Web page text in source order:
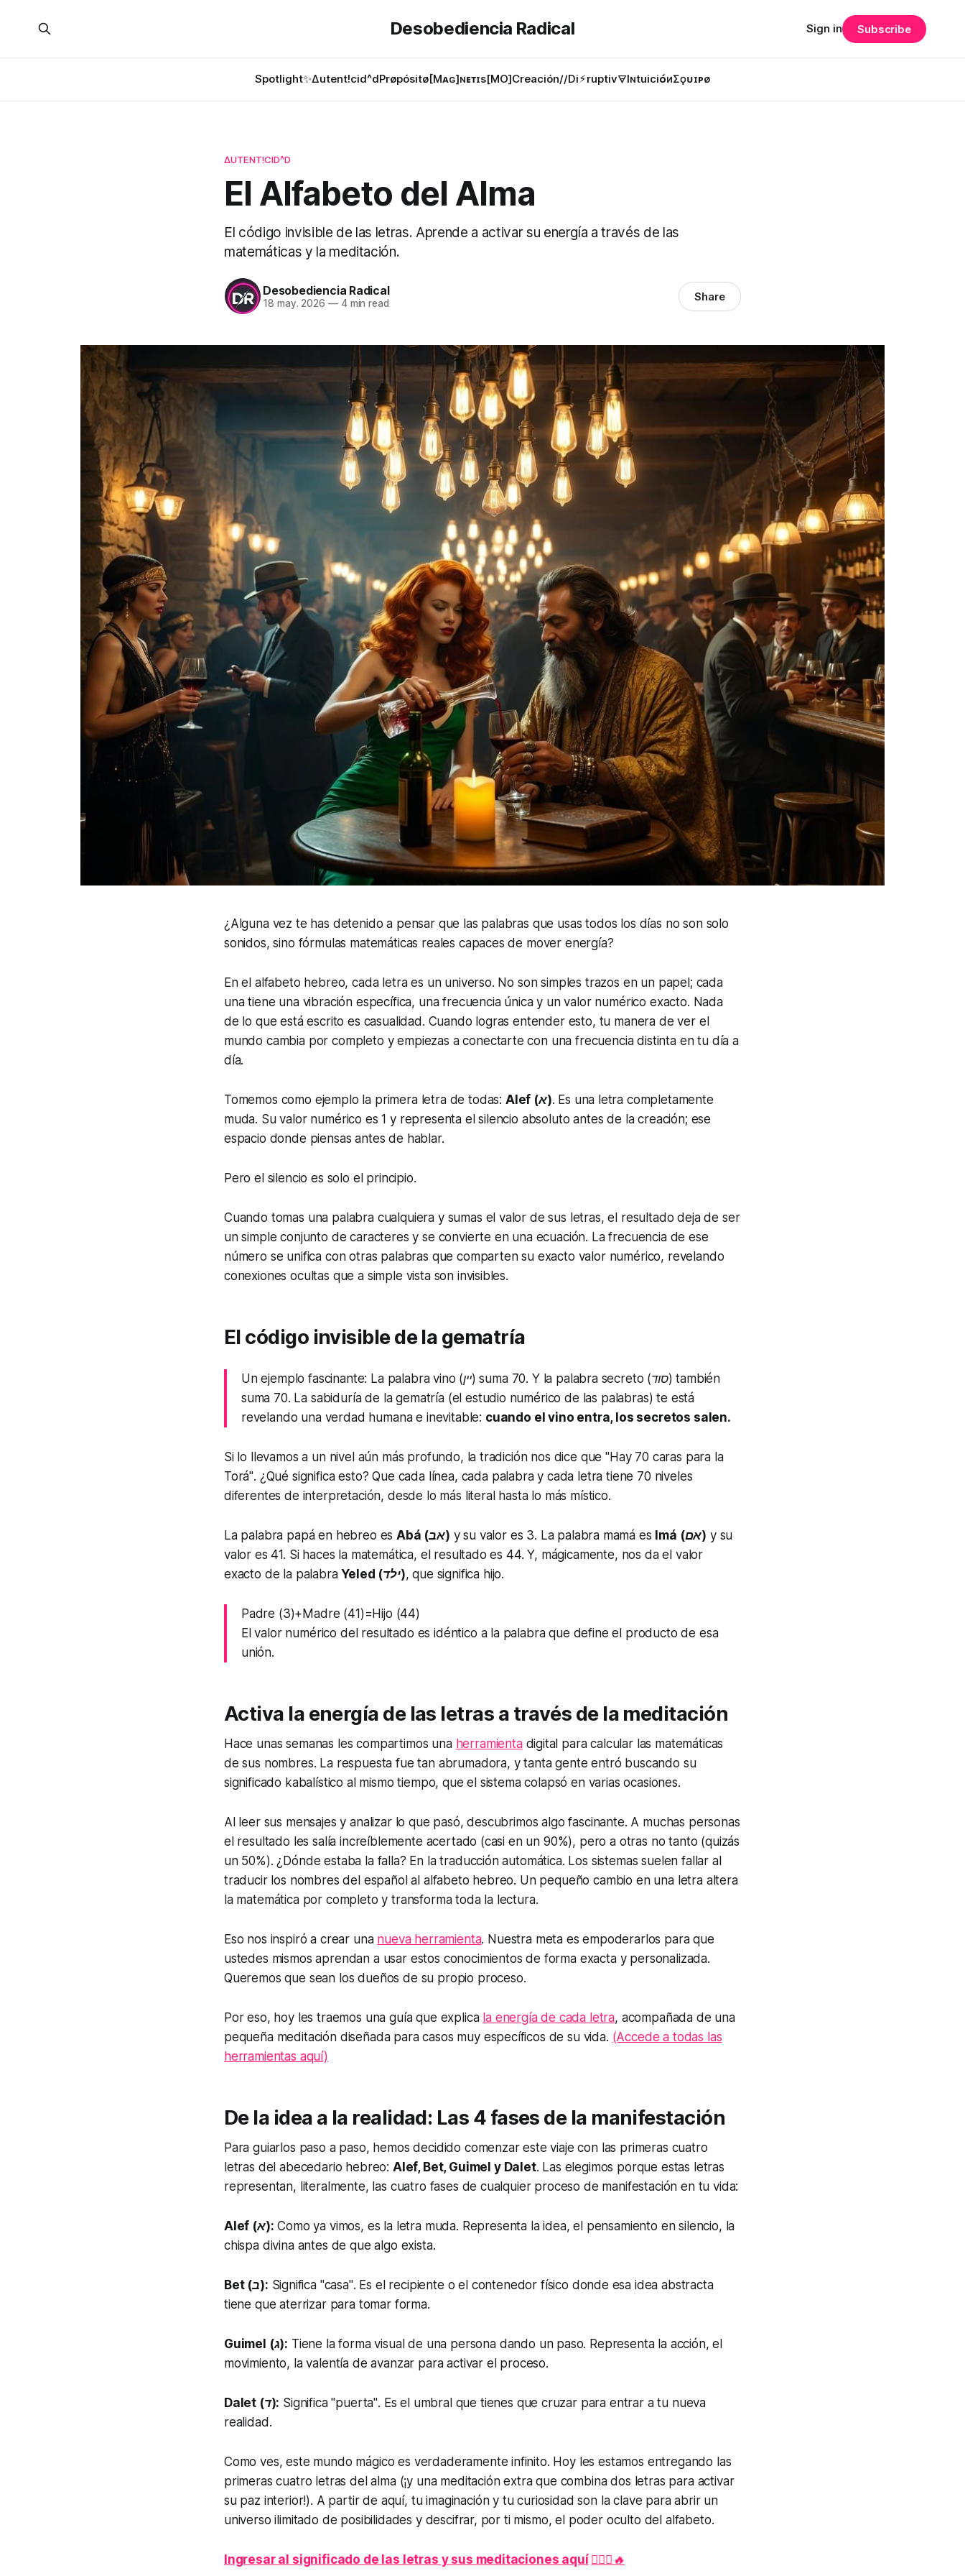
Desobediencia Radical
Spotlight✨Δutent!cid^dPrøpósitø[Mᴀɢ]ɴᴇᴛɪs[MO]Creación//Di⚡︎ruptiv🜃Iɴtuiciᴏ́иΣϙᴜɪᴘø
Sign in Subscribe
ΔUTENT!CID^D
El Alfabeto del Alma
El código invisible de las letras. Aprende a activar su energía a través de las
matemáticas y la meditación.
Desobediencia Radical
18 may. 2026 —4 min read Share
¿Alguna vez te has detenido a pensar que las palabras que usas todos los días no son solo
sonidos, sino fórmulas matemáticas reales capaces de mover energía?
En el alfabeto hebreo, cada letra es un universo. No son simples trazos en un papel; cada
una tiene una vibración específica, una frecuencia única y un valor numérico exacto. Nada
de lo que está escrito es casualidad. Cuando logras entender esto, tu manera de ver el
mundo cambia por completo y empiezas a conectarte con una frecuencia distinta en tu día a
día.
Tomemos como ejemplo la primera letra de todas: Alef (א). Es una letra completamente
muda. Su valor numérico es 1 y representa el silencio absoluto antes de la creación; ese
espacio donde piensas antes de hablar.
Pero el silencio es solo el principio.
Cuando tomas una palabra cualquiera y sumas el valor de sus letras, el resultado deja de ser
un simple conjunto de caracteres y se convierte en una ecuación. La frecuencia de ese
número se unifica con otras palabras que comparten su exacto valor numérico, revelando
conexiones ocultas que a simple vista son invisibles.
El código invisible de la gematría
Un ejemplo fascinante: La palabra vino (יין) suma 70. Y la palabra secreto (סוד) también
suma 70. La sabiduría de la gematría (el estudio numérico de las palabras) te está
revelando una verdad humana e inevitable: cuando el vino entra, los secretos salen.
Si lo llevamos a un nivel aún más profundo, la tradición nos dice que"Hay 70 caras para la
Torá". ¿Qué significa esto? Que cada línea, cada palabra y cada letra tiene 70 niveles
diferentes de interpretación, desde lo más literal hasta lo más místico.
La palabra papá en hebreo es Abá (אב) y su valor es 3. La palabra mamá es Imá (אם) y su
valor es 41. Si haces la matemática, el resultado es 44. Y, mágicamente, nos da el valor
exacto de la palabra
Yeled (ילד), que significa hijo.
Padre (3)+Madre (41)=Hijo (44)
El valor numérico del resultado es idéntico a la palabra que define el producto de esa
unión.
Activa la energía de las letras a través de la meditación
Hace unas semanas les compartimos una herramientadigital para calcular las matemáticas
de sus nombres. La respuesta fue tan abrumadora, y tanta gente entró buscando su
significado kabalístico al mismo tiempo, que el sistema colapsó en varias ocasiones.
Al leer sus mensajes y analizar lo que pasó, descubrimos algo fascinante. A muchas personas
el resultado les salía increíblemente acertado (casi en un 90%), pero a otras no tanto (quizás
un 50%). ¿Dónde estaba la falla? En la traducción automática. Los sistemas suelen fallar al
traducir los nombres del español al alfabeto hebreo. Un pequeño cambio en una letra altera
la matemática por completo y transforma toda la lectura.
Eso nos inspiró a crear una nueva herramienta. Nuestra meta es empoderarlos para que
ustedes mismos aprendan a usar estos conocimientos de forma exacta y personalizada.
Queremos que sean los dueños de su propio proceso.
Por eso, hoy les traemos una guía que explica la energía de cada letra, acompañada de una
pequeña meditación diseñada para casos muy específicos de su vida. (Accede a todas las
herramientas aquí)
De la idea a la realidad: Las 4 fases de la manifestación
Para guiarlos paso a paso, hemos decidido comenzar este viaje con las primeras cuatro
letras del abecedario hebreo: Alef, Bet, Guimel y Dalet. Las elegimos porque estas letras
representan, literalmente, las cuatro fases de cualquier proceso de manifestación en tu vida:
Alef (א): Como ya vimos, es la letra muda. Representa la idea, el pensamiento en silencio, la
chispa divina antes de que algo exista.
Bet (ב): Significa "casa". Es el recipiente o el contenedor físico donde esa idea abstracta
tiene que aterrizar para tomar forma.
Guimel (ג): Tiene la forma visual de una persona dando un paso. Representa la acción, el
movimiento, la valentía de avanzar para activar el proceso.
Dalet (ד): Significa"puerta". Es el umbral que tienes que cruzar para entrar a tu nueva
realidad.
Como ves, este mundo mágico es verdaderamente infinito. Hoy les estamos entregando las
primeras cuatro letras del alma (¡y una meditación extra que combina dos letras para activar
su paz interior!). A partir de aquí, tu imaginación y tu curiosidad son la clave para abrir un
universo ilimitado de posibilidades y descifrar, por ti mismo, el poder oculto del alfabeto.
Ingresar al significado de las letras y sus meditaciones aquí 🧘🏽‍♂️🔥